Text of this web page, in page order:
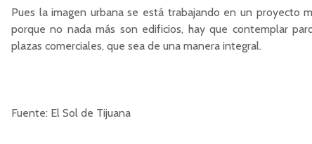
Pues la imagen urbana se está trabajando en un proyecto
porque no nada más son edificios, hay que contemplar
plazas comerciales, que sea de una manera integral.
Fuente: El Sol de Tijuana